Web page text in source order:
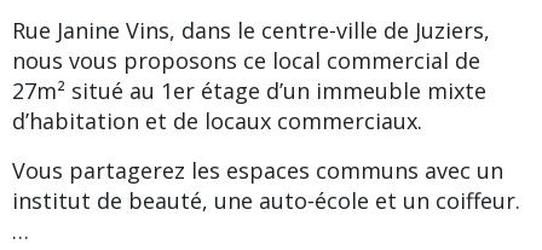
Rue Janine Vins, dans le centre-ville de Juziers,
nous vous proposons ce local commercial de
27m² situé au 1er étage d’un immeuble mixte
d’habitation et de locaux commerciaux.
Vous partagerez les espaces communs avec un
institut de beauté, une auto-école et un coiffeur.
…